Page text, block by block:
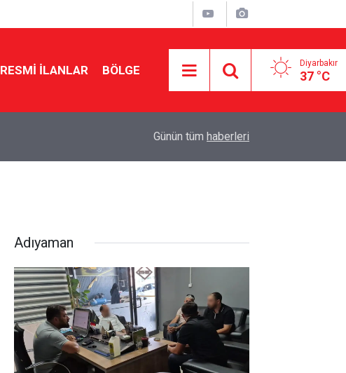
RESMI İLANLAR BÖLGE Diyarbakır
37 °C
DİSKİ’den mesajlı anlık uyarı: Yaklaşmayın
Günün tüm haberleri
Adıyaman